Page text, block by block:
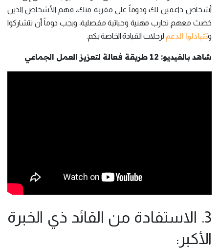
أشخاص داعمين لك ودوماً على مقربة منك، فهم الأشخاص الذين
خضتَ معهم تجارب مهنية وحياتية مفصلية، ويجب دوماً أن تتشاركوا
وتتبادلوا الدعم لرحلات القيادة الخاصة بكم.
شاهد بالفيديو: 12 طريقة فعالة لتعزيز العمل الجماعي
3. الاستفادة من القائد ذي الخبرة
الأكبر: